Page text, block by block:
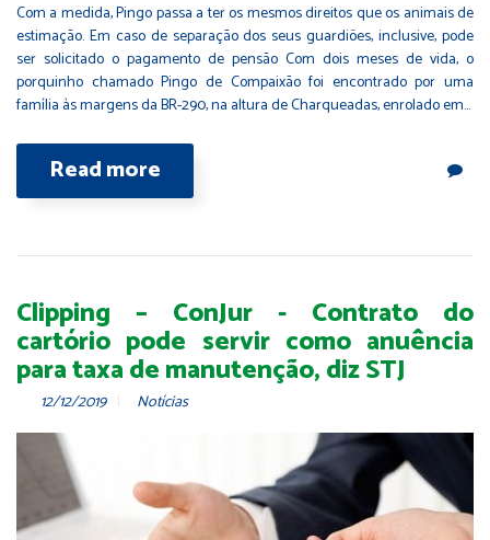
Com a medida, Pingo passa a ter os mesmos direitos que os animais de
estimação. Em caso de separação dos seus guardiões, inclusive, pode
ser solicitado o pagamento de pensão Com dois meses de vida, o
porquinho chamado Pingo de Compaixão foi encontrado por uma
família às margens da BR-290, na altura de Charqueadas, enrolado em…
Read more
Clipping – ConJur - Contrato do
cartório pode servir como anuência
para taxa de manutenção, diz STJ
12/12/2019 Notícias